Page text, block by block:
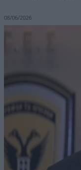
08/06/2026